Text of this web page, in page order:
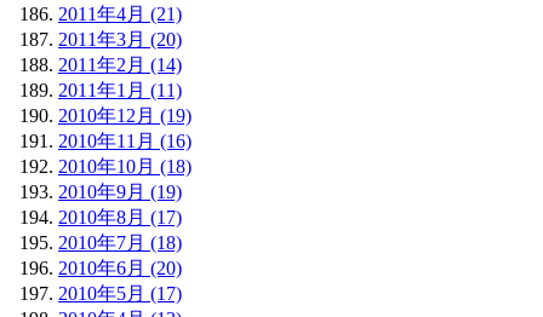
2011年4月 (21)
2011年3月 (20)
2011年2月 (14)
2011年1月 (11)
2010年12月 (19)
2010年11月 (16)
2010年10月 (18)
2010年9月 (19)
2010年8月 (17)
2010年7月 (18)
2010年6月 (20)
2010年5月 (17)